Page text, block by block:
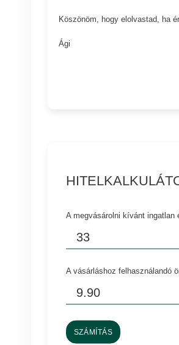
Köszönöm, hogy elolvastad, ha
Ági
A megvásárolni kívánt ingatlan
A vásárláshoz felhasználandó
SZÁMÍTÁS